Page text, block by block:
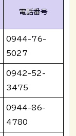
電話番号
0944-76-
5027
0942-52-
3475
0944-86-
4780